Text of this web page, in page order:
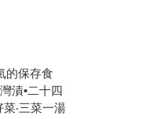
的保存食
漬•二十四
‧三菜一湯